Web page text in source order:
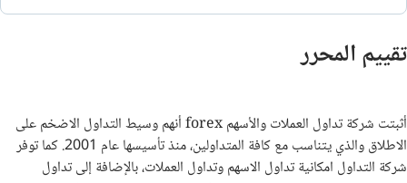
تقييم المحرر
أثبتت شركة تداول العملات والأسهم forex أنهم وسيط التداول الاضخم على
الاطلاق والذي يتناسب مع كافة المتداولين، منذ تأسيسها عام 2001. كما توفر
شركة التداول امكانية تداول الاسهم وتداول العملات، بالإضافة إلى تداول